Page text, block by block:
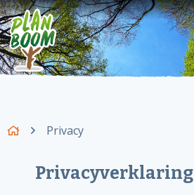
Privacy
Privacyverklaring